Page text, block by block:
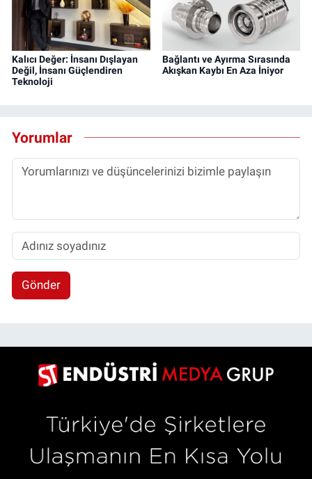
Kalıcı Değer: İnsanı Dışlayan
Değil, İnsanı Güçlendiren
Teknoloji
Bağlantı ve Ayırma Sırasında
Akışkan Kaybı En Aza İniyor
Yorumlar
Gönder